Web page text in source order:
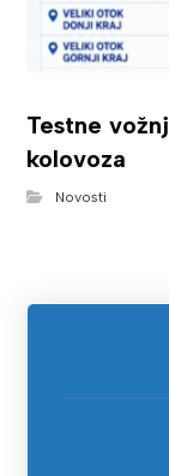
Testne
kolovoza
Novosti